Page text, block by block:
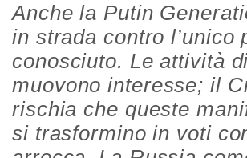
Anche la Putin
in strada contro l’unico
conosciuto. Le attività
muovono interesse; il
rischia che queste
si trasformino in voti